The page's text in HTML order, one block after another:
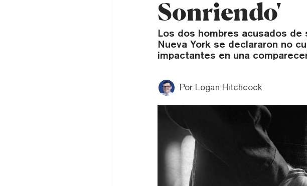
Sonriendo'
Los dos hombres acusados
Nueva York se declararon no
impactantes en una
Por Logan Hitchcock